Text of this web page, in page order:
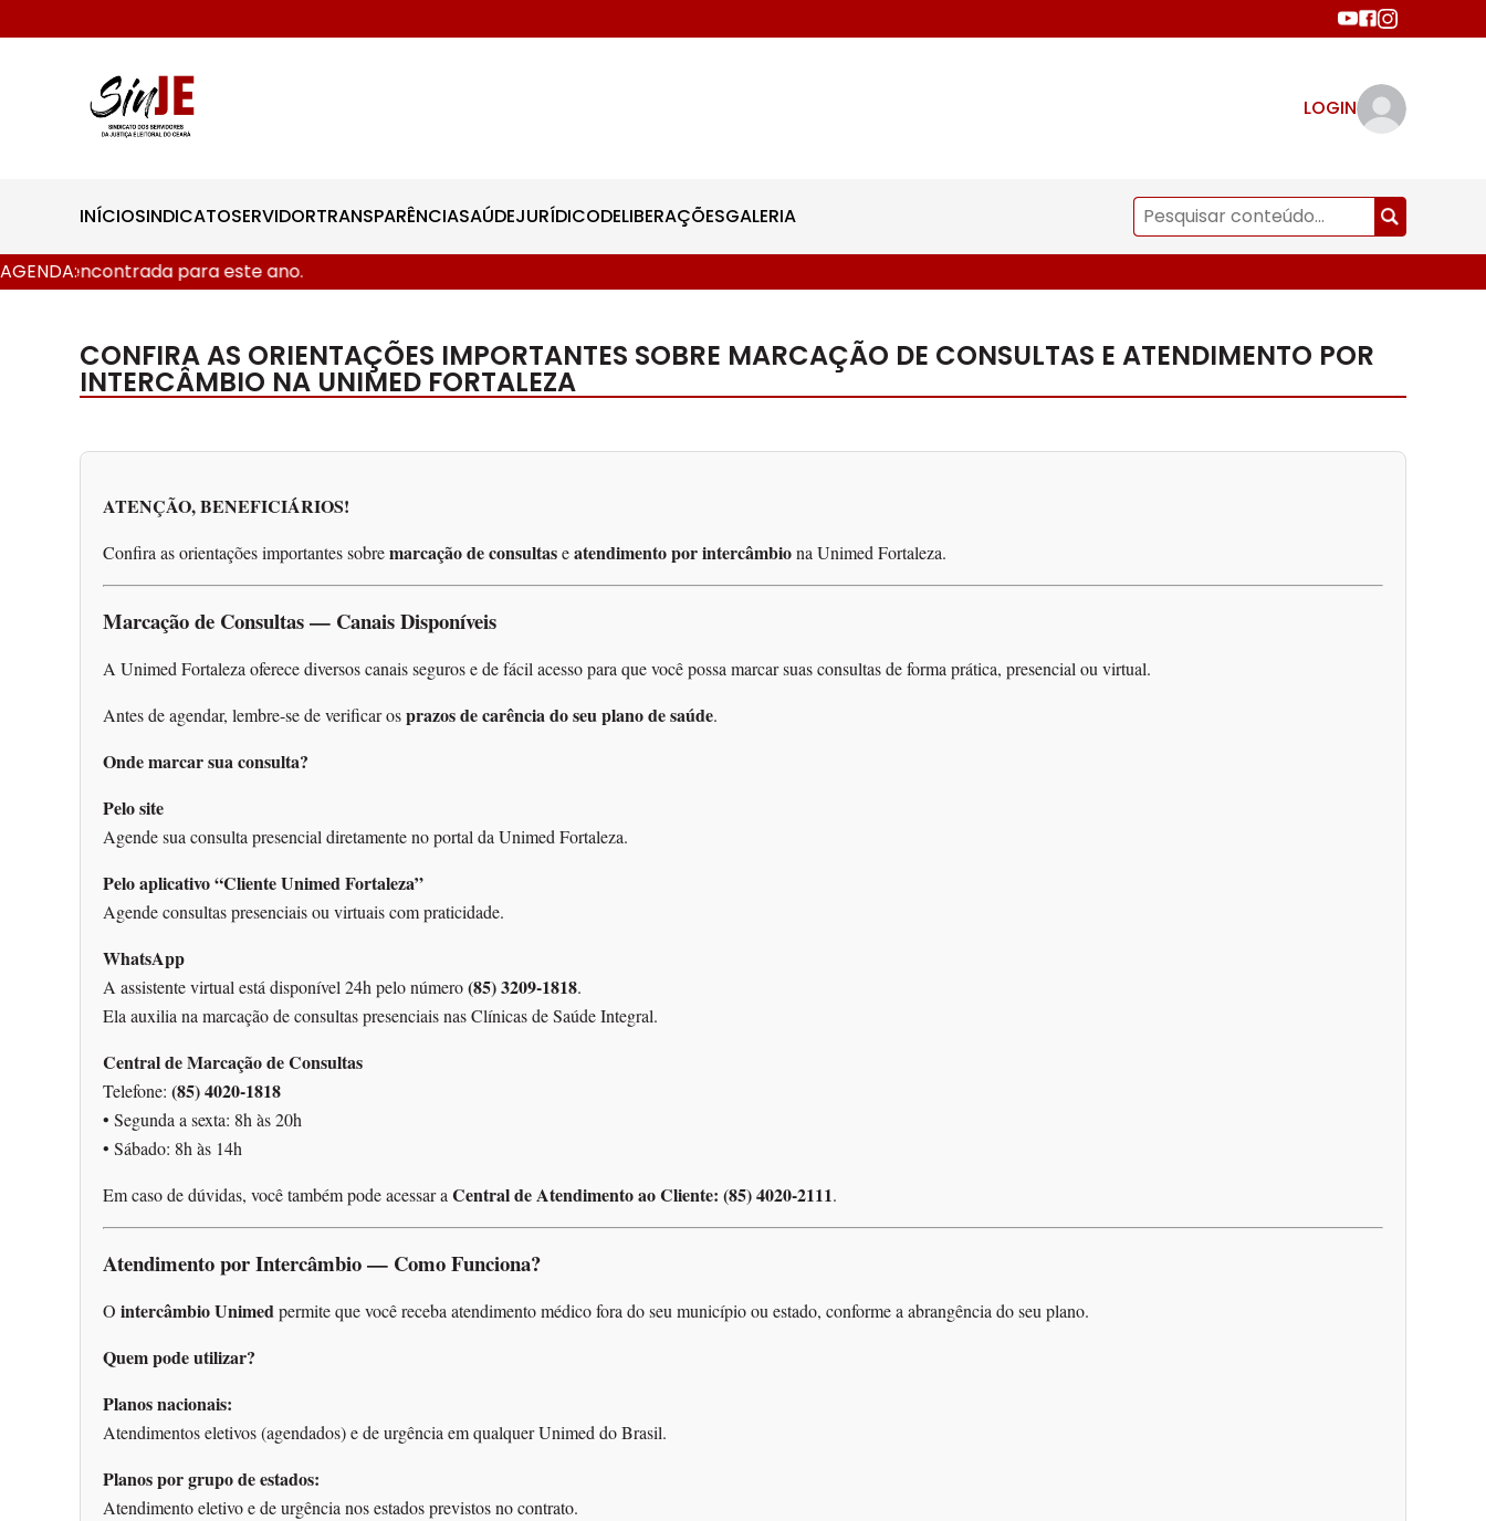
LOGIN
INÍCIOSINDICATOSERVIDORTRANSPARÊNCIASAÚDEJURÍDICODELIBERAÇÕESGALERIA
AGENDA:
data encontrada para este ano.
CONFIRA AS ORIENTAÇÕES IMPORTANTES SOBRE MARCAÇÃO DE CONSULTAS E ATENDIMENTO POR
INTERCÂMBIO NA UNIMED FORTALEZA
ATENÇÃO, BENEFICIÁRIOS!
Confira as orientações importantes sobremarcação de consultaseatendimento por intercâmbiona Unimed Fortaleza.
Marcação de Consultas — Canais Disponíveis
A Unimed Fortaleza oferece diversos canais seguros e de fácil acesso para que você possa marcar suas consultas de forma prática, presencial ou virtual.
Antes de agendar, lembre-se de verificar osprazos de carência do seu plano de saúde.
Onde marcar sua consulta?
Pelo site
Agende sua consulta presencial diretamente no portal da Unimed Fortaleza.
Pelo aplicativo “Cliente Unimed Fortaleza”
Agende consultas presenciais ou virtuais com praticidade.
WhatsApp
A assistente virtual está disponível 24h pelo número(85) 3209-1818.
Ela auxilia na marcação de consultas presenciais nas Clínicas de Saúde Integral.
Central de Marcação de Consultas
Telefone: (85) 4020-1818
• Segunda a sexta: 8h às 20h
• Sábado: 8h às 14h
Em caso de dúvidas, você também pode acessar aCentral de Atendimento ao Cliente: (85) 4020-2111.
Atendimento por Intercâmbio — Como Funciona?
O intercâmbio Unimedpermite que você receba atendimento médico fora do seu município ou estado, conforme a abrangência do seu plano.
Quem pode utilizar?
Planos nacionais:
Atendimentos eletivos (agendados) e de urgência em qualquer Unimed do Brasil.
Planos por grupo de estados:
Atendimento eletivo e de urgência nos estados previstos no contrato.